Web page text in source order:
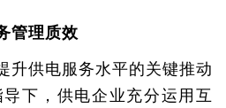
管理质效
升供电服务水平的关键推动
下，供电企业充分运用互